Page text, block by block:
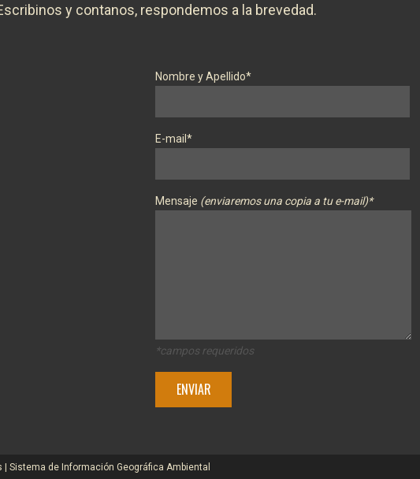
y contanos, respondemos a la brevedad.
Nombre y Apellido*
E-mail*
Mensaje (enviaremos una copia a tu e-mail)*
*campos requeridos
| Sistema de Información Geográfica Ambiental